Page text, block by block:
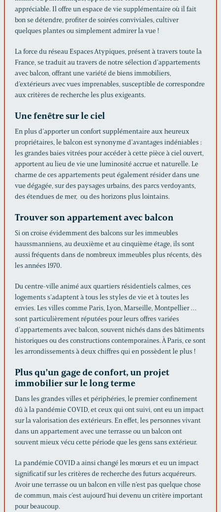
appréciable. Il offre un espace de vie supplémentaire où il fait
bon se détendre, profiter de soirées conviviales, cultiver
quelques plantes ou simplement admirer la vue !
La force du réseau Espaces Atypiques, présent à travers toute la
France, se traduit au travers de notre sélection d’appartements
avec balcon, offrant une variété de biens immobiliers,
d’extérieurs avec vues imprenables, susceptible de correspondre
aux critères de recherche les plus exigeants.
Une fenêtre sur le ciel
En plus d’apporter un confort supplémentaire aux heureux
propriétaires, le balcon est synonyme d’avantages indéniables :
les grandes baies vitrées pour accéder à cette pièce à ciel ouvert,
apportent au lieu de vie une luminosité accrue et naturelle. Le
charme de ces appartements peut également résider dans une
vue dégagée, sur des paysages urbains, des parcs verdoyants,
des étendues de mer, ou des horizons plus lointains.
Trouver son appartement avec balcon
Si on croise évidemment des balcons sur les immeubles
haussmanniens, au deuxième et au cinquième étage, ils sont
aussi fréquents dans de nombreux immeubles plus récents, dès
les années 1970.
Du centre-ville animé aux quartiers résidentiels calmes, ces
logements s’adaptent à tous les styles de vie et à toutes les
envies. Les villes comme Paris, Lyon, Marseille, Montpellier …
sont particulièrement réputées pour leurs offres variées
d’appartements avec balcon, souvent nichés dans des bâtiments
historiques ou des constructions contemporaines. À Paris, ce sont
les arrondissements à deux chiffres qui en possèdent le plus !
Plus qu’un gage de confort, un projet
immobilier sur le long terme
Dans les grandes villes et périphéries, le premier confinement
dû à la pandémie COVID, et ceux qui ont suivi, ont eu un impact
sur la valorisation des extérieurs. En effet, les personnes vivant
dans un appartement avec une terrasse ou un balcon ont
souvent mieux vécu cette période que les gens sans extérieur.
La pandémie COVID a ainsi changé les mœurs et eu un impact
significatif sur les critères de recherche des futurs acquéreurs.
Avoir une terrasse ou un balcon en ville n’est pas quelque chose
de commun, mais c’est aujourd’hui devenu un critère important
pour beaucoup.